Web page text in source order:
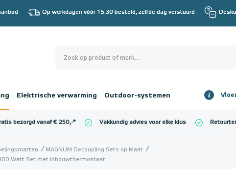
Op werkdagen vóór 15:30 besteld, zelfde dag verstuurd
Elektrische verwarming Outdoor-systemen
€ 0,00
bezorgd vanaf € 250,-* Vakkundig advies voor elke klus
MAGNUM Decoupling Sets op Maat
Watt Set met inbouwthermostaat